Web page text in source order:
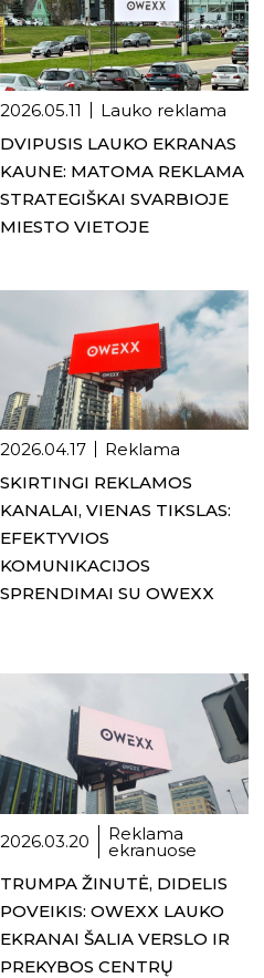
2026.05.11
Lauko reklama
DVIPUSIS LAUKO EKRANAS
KAUNE: MATOMA REKLAMA
STRATEGIŠKAI SVARBIOJE
MIESTO VIETOJE
2026.04.17
Reklama
SKIRTINGI REKLAMOS
KANALAI, VIENAS TIKSLAS:
EFEKTYVIOS
KOMUNIKACIJOS
SPRENDIMAI SU OWEXX
2026.03.20 Reklama
ekranuose
TRUMPA ŽINUTĖ, DIDELIS
POVEIKIS: OWEXX LAUKO
EKRANAI ŠALIA VERSLO IR
PREKYBOS CENTRŲ